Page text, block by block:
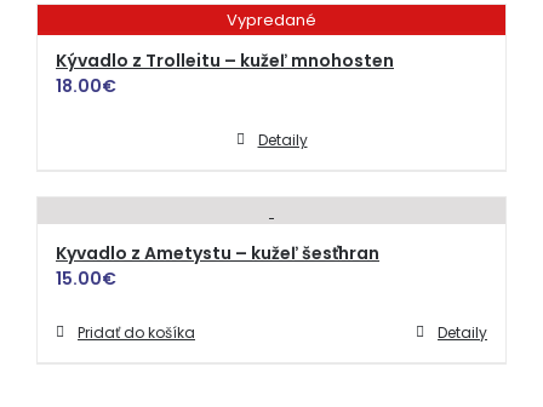
Vypredané
Kývadlo z Trolleitu – kužeľ mnohosten
18.00€
Detaily
Kyvadlo z Ametystu – kužeľ šesťhran
15.00€
Pridať do košíka Detaily